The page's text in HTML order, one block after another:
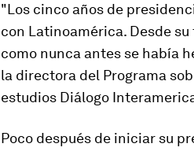
"Los cinco años de
con Latinoamérica. Desde
como nunca antes se había
la directora del Programa
estudios Diálogo
Poco después de iniciar su